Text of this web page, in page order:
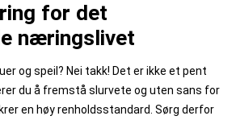
for det
næringslivet
og speil? Nei takk! Det er ikke et pent
du å fremstå slurvete og uten sans for
en høy renholdsstandard. Sørg derfor